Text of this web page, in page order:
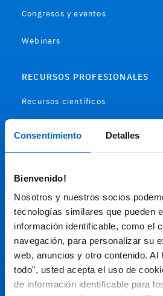
Consentimiento Detalles
Bienvenido!
Nosotros y nuestros socios
tecnologías similares que pueden
información identificable, como el
navegación, para personalizar su
web, anuncios y otro contenido. Al
todo", usted acepta el uso de
de información identificable para
Congresos y eventos
Webinars
RECURSOS PROFESIONALES
Recursos científicos
Audiovisual
Espacio de Información Médica
Este sitio web está orientado a
España.
SC-ES-CP-00099, SC-ES-CP-00101, SC-
ES-CP-00064, SC-ES-CP-00007, SC-ES-
AMG145-00544